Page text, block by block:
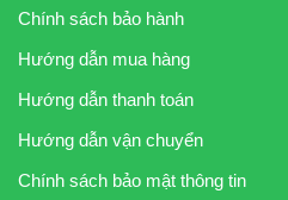
Chính sách bảo hành
Hướng dẫn mua hàng
Hướng dẫn thanh toán
Hướng dẫn vận chuyển
Chính sách bảo mật thông tin